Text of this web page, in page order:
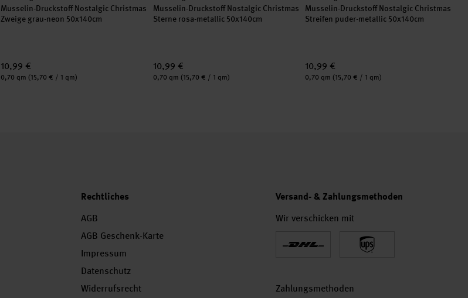
Musselin-Druckstoff Nostalgic Christmas
Zweige grau-neon 50x140cm
10,99 €
Inhalt:
0,70 qm (15,70 € / 1 qm)
Musselin-Druckstoff Nostalgic Christmas
Sterne rosa-metallic 50x140cm
10,99 €
Inhalt:
0,70 qm (15,70 € / 1 qm)
Musselin-Druckstoff Nostalgic Christmas
Streifen puder-metallic 50x140cm
10,99 €
Inhalt:
0,70 qm (15,70 € / 1 qm)
Rechtliches
AGB
AGB Geschenk-Karte
Impressum
Datenschutz
Widerrufsrecht
Versand- & Zahlungsmethoden
Wir verschicken mit
Zahlungsmethoden